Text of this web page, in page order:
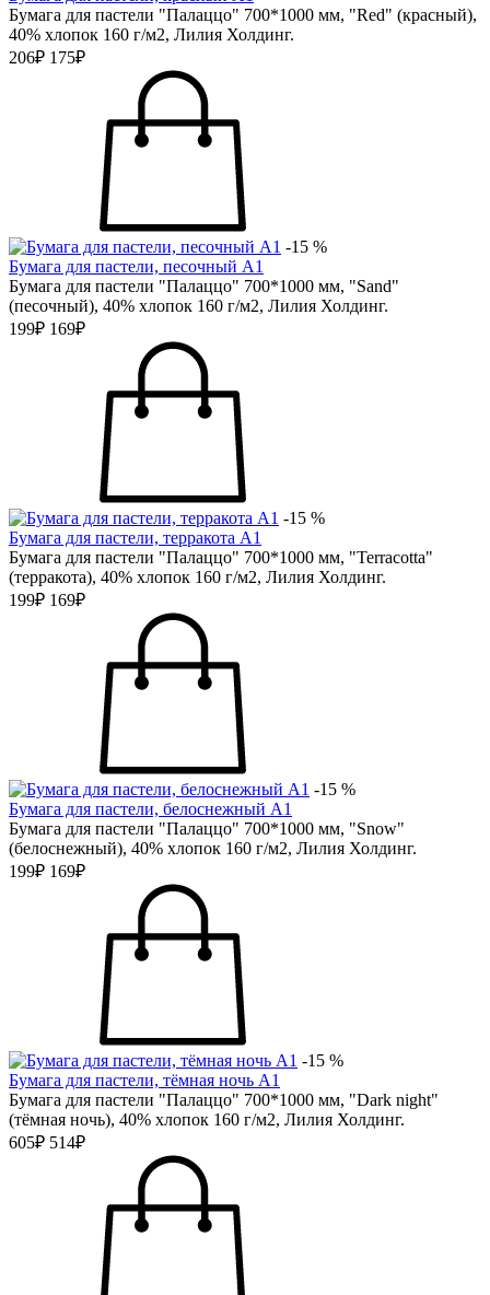
Бумага для пастели "Палаццо" 700*1000 мм, "Red" (красный),
40% хлопок 160 г/м2, Лилия Холдинг.
206₽ 175₽
-15 %
Бумага для пастели, песочный А1
Бумага для пастели "Палаццо" 700*1000 мм, "Sand"
(песочный), 40% хлопок 160 г/м2, Лилия Холдинг.
199₽ 169₽
-15 %
Бумага для пастели, терракота А1
Бумага для пастели "Палаццо" 700*1000 мм, "Terracotta"
(терракота), 40% хлопок 160 г/м2, Лилия Холдинг.
199₽ 169₽
-15 %
Бумага для пастели, белоснежный А1
Бумага для пастели "Палаццо" 700*1000 мм, "Snow"
(белоснежный), 40% хлопок 160 г/м2, Лилия Холдинг.
199₽ 169₽
-15 %
Бумага для пастели, тёмная ночь А1
Бумага для пастели "Палаццо" 700*1000 мм, "Dark night"
(тёмная ночь), 40% хлопок 160 г/м2, Лилия Холдинг.
605₽ 514₽